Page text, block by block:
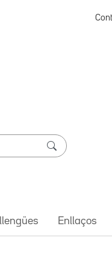
Enllaços